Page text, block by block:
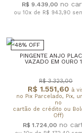
R$ 9.439,00
ou 10x de R$ 943,90
48% OFF
PINGENTE ANJO
VAZADO EM OURO
R$ 1.551,60 à
no Pix Parcelado, Pix,
no
cartão de crédito ou
Off)
R$ 3.323,00
R$ 1.724,00